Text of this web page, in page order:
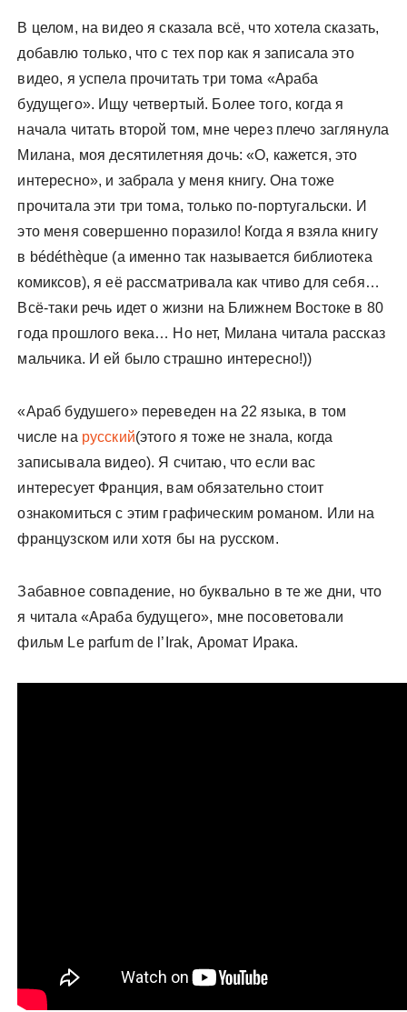
В целом, на видео я сказала всё, что хотела сказать,
добавлю только, что с тех пор как я записала это
видео, я успела прочитать три тома «Араба
будущего». Ищу четвертый. Более того, когда я
начала читать второй том, мне через плечо заглянула
Милана, моя десятилетняя дочь: «О, кажется, это
интересно», и забрала у меня книгу. Она тоже
прочитала эти три тома, только по-португальски. И
это меня совершенно поразило! Когда я взяла книгу
в bédéthèque (а именно так называется библиотека
комиксов), я её рассматривала как чтиво для себя…
Всё-таки речь идет о жизни на Ближнем Востоке в 80
года прошлого века… Но нет, Милана читала рассказ
мальчика. И ей было страшно интересно!))
«Араб будушего» переведен на 22 языка, в том
числе на русский(этого я тоже не знала, когда
записывала видео). Я считаю, что если вас
интересует Франция, вам обязательно стоит
ознакомиться с этим графическим романом. Или на
французском или хотя бы на русском.
Забавное совпадение, но буквально в те же дни, что
я читала «Араба будущего», мне посоветовали
фильм Le parfum de l’Irak, Аромат Ирака.